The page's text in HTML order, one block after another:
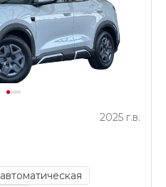
2025 г.в.
автоматическая